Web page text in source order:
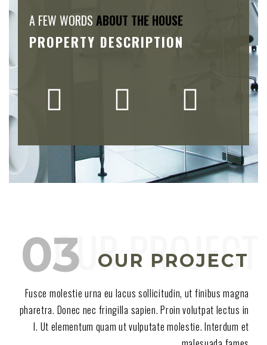
A FEW WORDSABOUT THE HOUSE
PROPERTY DESCRIPTION
OUR PROJECT
Fusce molestie urna eu lacus sollicitudin, ut finibus magna
pharetra. Donec nec fringilla sapien. Proin volutpat lectus in
l. Ut elementum quam ut vulputate molestie. Interdum et